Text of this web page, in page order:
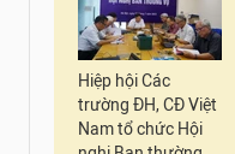
Hiệp hội Các
trường ĐH, CĐ Việt
Nam tổ chức Hội